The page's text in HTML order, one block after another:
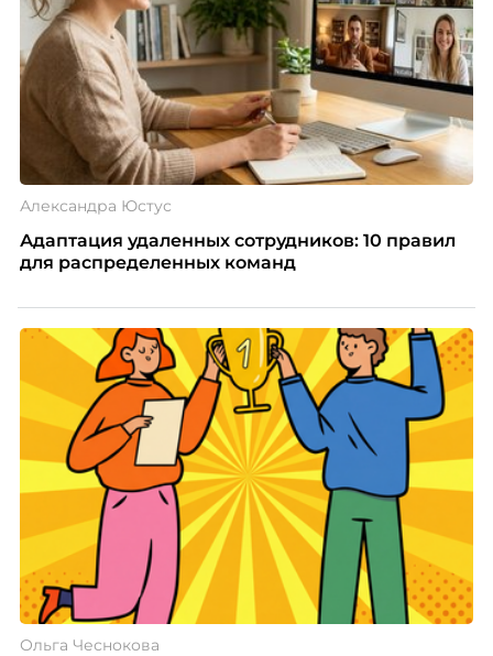
Александра Юстус
Адаптация удаленных сотрудников: 10 правил
для распределенных команд
Ольга Чеснокова